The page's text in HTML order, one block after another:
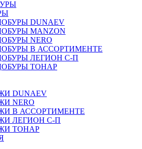
DUNAEV
MANZON
NERO
В АССОРТИМЕНТЕ
ЛЕГИОН С-П
ТОНАР
DUNAEV
NERO
В АССОРТИМЕНТЕ
ЛЕГИОН С-П
ТОНАР